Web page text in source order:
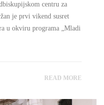
centru za
je prvi vikend susret
u okviru programa „Mladi
READ MORE